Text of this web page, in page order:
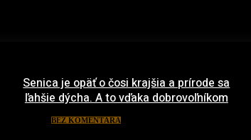
Senica je opäť o čosi krajšia a prírode sa
ľahšie dýcha. A to vďaka dobrovoľníkom
BEZ KOMENTÁRA